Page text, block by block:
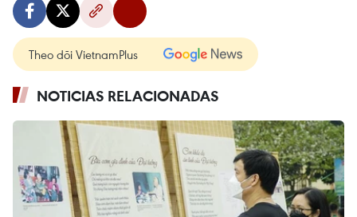
Theo dõi VietnamPlus
NOTICIAS RELACIONADAS